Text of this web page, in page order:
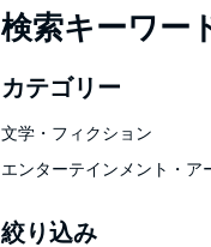
検索キーワー
カテゴリー
文学・フィクション
エンターテインメント・ア
絞り込み